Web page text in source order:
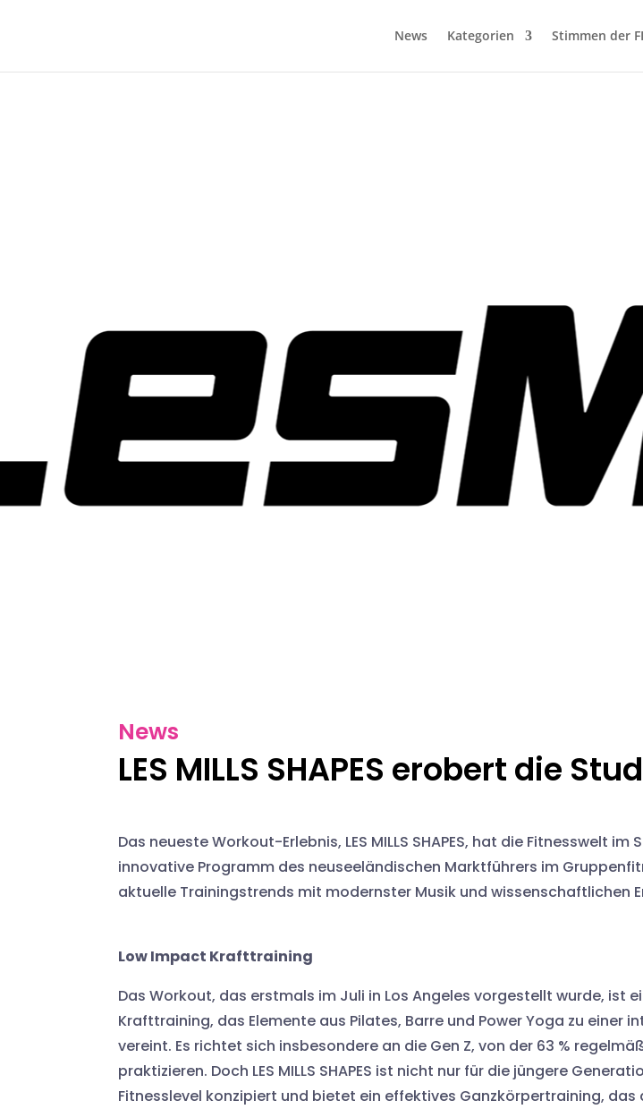
News Kategorien Stimmen der
News
LES MILLS SHAPES erobert die
Das neueste Workout-Erlebnis, LES MILLS SHAPES, hat die Fitnesswelt im
innovative Programm des neuseeländischen Marktführers im
aktuelle Trainingstrends mit modernster Musik und wissenschaftlichen
Low Impact Krafttraining
Das Workout, das erstmals im Juli in Los Angeles vorgestellt wurde, ist
Krafttraining, das Elemente aus Pilates, Barre und Power Yoga zu einer
vereint. Es richtet sich insbesondere an die Gen Z, von der 63 %
praktizieren. Doch LES MILLS SHAPES ist nicht nur für die jüngere
Fitnesslevel konzipiert und bietet ein effektives Ganzkörpertraining, das